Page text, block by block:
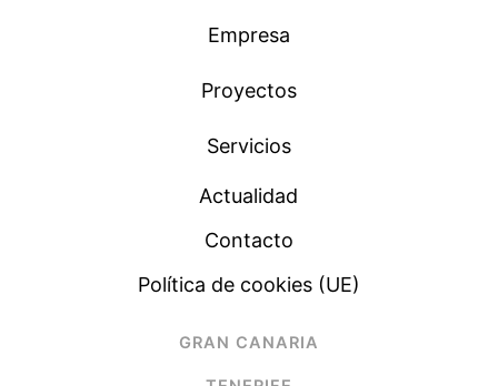
Empresa
Proyectos
Servicios
Actualidad
Contacto
Política de cookies (UE)
GRAN CANARIA